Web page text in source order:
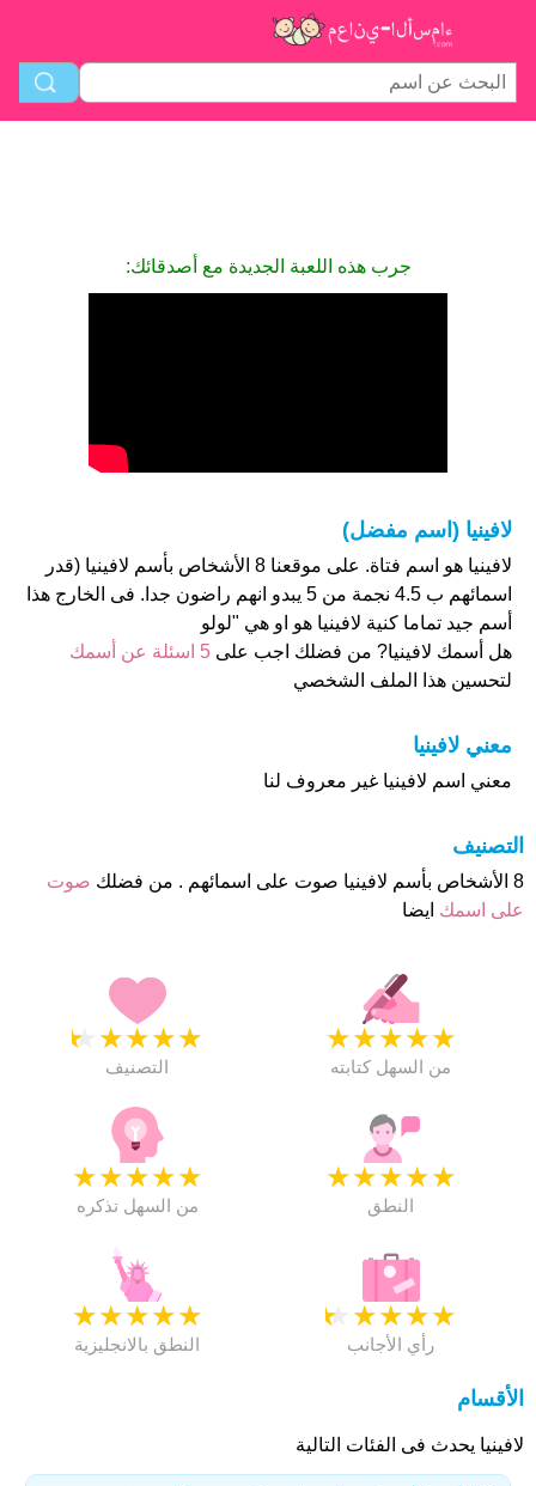
جرب هذه اللعبة الجديدة مع أصدقائك:
لافينيا (اسم مفضل)
لافينيا هو اسم فتاة. على موقعنا 8 الأشخاص بأسم لافينيا (قدر
اسمائهم ب 4.5 نجمة من 5 يبدو انهم راضون جدا. فى الخارج هذا
أسم جيد تماما كنية لافينيا هو او هي "لولو
هل أسمك لافينيا? من فضلك اجب على 5 اسئلة عن أسمك
لتحسين هذا الملف الشخصي
معني لافينيا
معني اسم لافينيا غير معروف لنا
التصنيف
8 الأشخاص بأسم لافينيا صوت على اسمائهم . من فضلك
صوت
على اسمك ايضا
★
★
★
★
★
التصنيف
★
★
★
★
★
من السهل كتابته
★
★
★
★
★
من السهل تذكره
★
★
★
★
★
النطق
★
★
★
★
★
النطق بالانجليزية
★
★
★
★
★
رأي الأجانب
الأقسام
لافينيا يحدث فى الفئات التالية